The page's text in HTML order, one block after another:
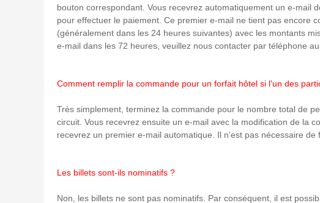
bouton correspondant. Vous recevrez automatiquement un e-mail
pour effectuer le paiement. Ce premier e-mail ne tient pas encore
(généralement dans les 24 heures suivantes) avec les montants
e-mail dans les 72 heures, veuillez nous contacter par téléphone
Comment remplir la commande pour un forfait hôtel si l'un des
Très simplement, terminez la commande pour le nombre total de
circuit. Vous recevrez ensuite un e-mail avec la modification de la
recevrez un premier e-mail automatique. Il n'est pas nécessaire
Les billets sont-ils nominatifs ?
Non, les billets ne sont pas nominatifs. Par conséquent, il est